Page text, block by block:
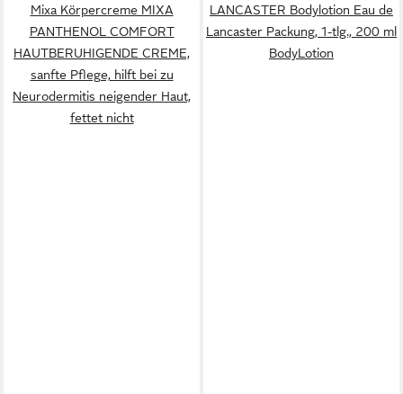
Mixa Körpercreme MIXA
PANTHENOL COMFORT
HAUTBERUHIGENDE CREME,
sanfte Pflege, hilft bei zu
Neurodermitis neigender Haut,
fettet nicht
LANCASTER Bodylotion Eau de
Lancaster Packung, 1-tlg., 200 ml
BodyLotion